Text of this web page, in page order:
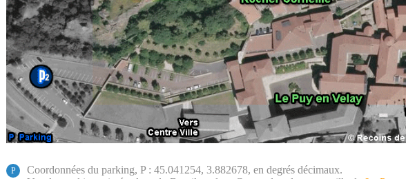
P
Coordonnées du parking, P : 45.041254, 3.882678, en degrés décimaux.